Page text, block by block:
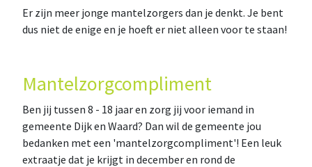
Er zijn meer jonge mantelzorgers dan je denkt. Je bent
dus niet de enige en je hoeft er niet alleen voor te staan!
Mantelzorgcompliment
Ben jij tussen 8 - 18 jaar en zorg jij voor iemand in
gemeente Dijk en Waard? Dan wil de gemeente jou
bedanken met een 'mantelzorgcompliment'! Een leuk
extraatje dat je krijgt in december en rond de